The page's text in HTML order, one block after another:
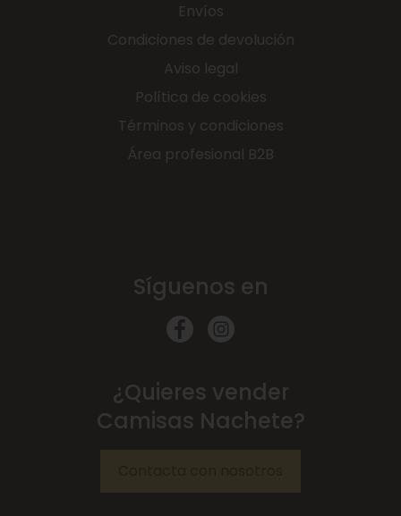
Envíos
Condiciones de devolución
Aviso legal
Política de cookies
Términos y condiciones
Área profesional B2B
Síguenos en
¿Quieres vender
Camisas Nachete?